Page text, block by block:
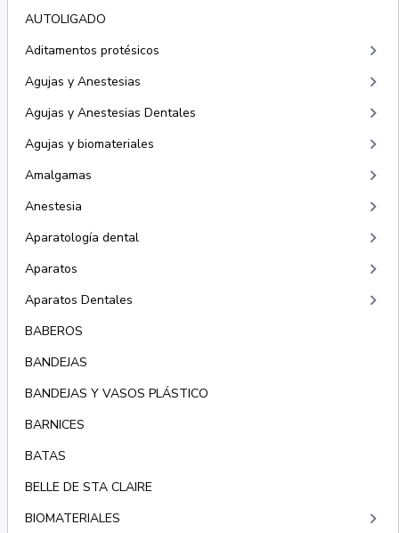
AUTOLIGADO
Aditamentos protésicos
keyboard_arrow_right
Agujas y Anestesias keyboard_arrow_right
Agujas y Anestesias Dentales keyboard_arrow_right
Agujas y biomateriales keyboard_arrow_right
Amalgamas keyboard_arrow_right
Anestesia keyboard_arrow_right
Aparatología dental keyboard_arrow_right
Aparatos keyboard_arrow_right
Aparatos Dentales keyboard_arrow_right
BABEROS
BANDEJAS
BANDEJAS Y VASOS PLÁSTICO
BARNICES
BATAS
BELLE DE STA CLAIRE
BIOMATERIALES
keyboard_arrow_right